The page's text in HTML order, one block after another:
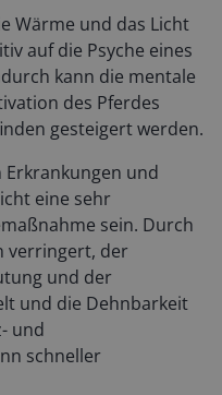
Wärme und das Licht
auf die Psyche eines
kann die mentale
des Pferdes
gesteigert werden.
Erkrankungen und
eine sehr
sein. Durch
verringert, der
und der
und die Dehnbarkeit
und
schneller